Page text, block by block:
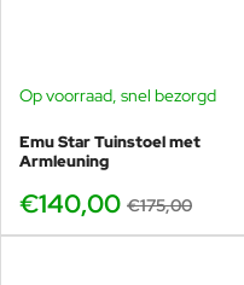
-20%
Op voorraad, snel bezorgd
Emu Star Tuinstoel met
Armleuning
€140,00 €175,00